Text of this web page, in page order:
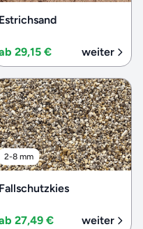
Estrichsand
29,15 € weiter
2-8 mm
Fallschutzkies
27,49 € weiter